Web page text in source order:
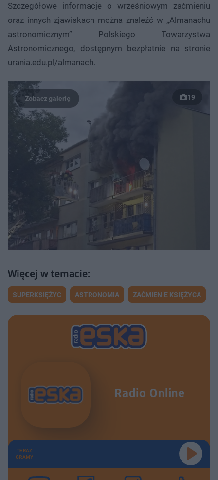
Szczegółowe informacje o wrześniowym zaćmieniu
oraz innych zjawiskach można znaleźć w „Almanachu
astronomicznym” Polskiego Towarzystwa
Astronomicznego, dostępnym bezpłatnie na stronie
urania.edu.pl/almanach.
19
SUPERKSIĘŻYC ASTRONOMIA ZAĆMIENIE KSIĘŻYCA
Radio Online
TERAZ
GRAMY